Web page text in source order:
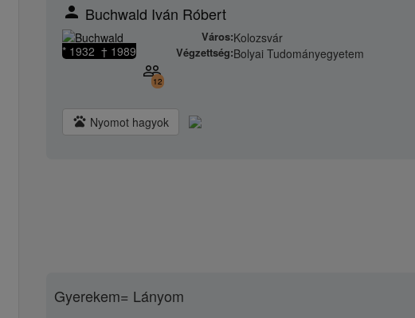
person Buchwald Iván Róbert
* 1932 † 1989
Város:Kolozsvár
Végzettség:Bolyai Tudományegyetem
people_outline
12
pets Nyomot hagyok
Gyerekem= Lányom